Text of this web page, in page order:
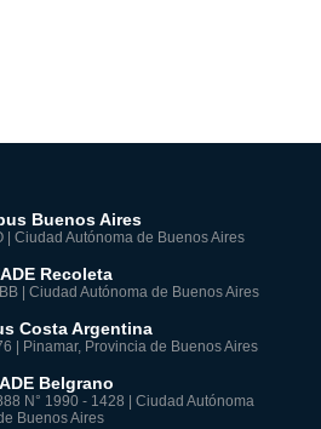
Buenos Aires
| Ciudad Autónoma de Buenos Aires
Recoleta
| Ciudad Autónoma de Buenos Aires
Costa Argentina
| Pinamar, Provincia de Buenos Aires
Belgrano
N° 1990 - 1428 | Ciudad Autónoma
Buenos Aires